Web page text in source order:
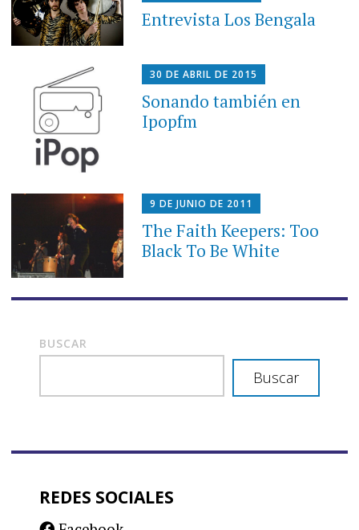
Entrevista Los Bengala
30 DE ABRIL DE 2015
Sonando también en
Ipopfm
9 DE JUNIO DE 2011
The Faith Keepers: Too
Black To Be White
BUSCAR
Buscar
REDES SOCIALES